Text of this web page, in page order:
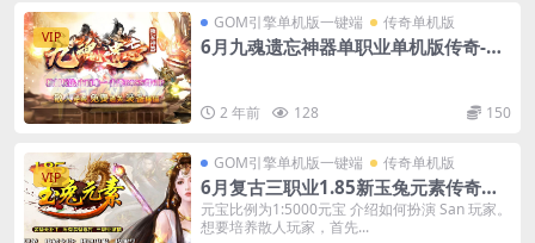
VIP
GOM引擎单机版一键端 传奇单机版
6月九魂遗忘神器单职业单机版传奇-附
2 年前 128 150
VIP
GOM引擎单机版一键端 传奇单机版
6月复古三职业1.85新玉兔元素传奇单
机版本-附带GM后台
元宝比例为1:5000元宝 介绍如何扮演 San 玩家。
想要培养散人玩家，首先...